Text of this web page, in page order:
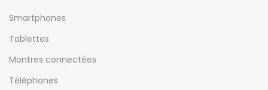
Smartphones
Tablettes
Montres connectées
Téléphones